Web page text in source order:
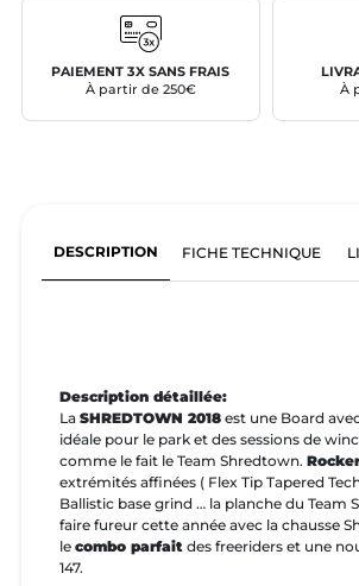
PAIEMENT 3X SANS FRAIS
À partir de 250€
À
DESCRIPTION FICHE TECHNIQUE
Description détaillée:
La SHREDTOWN 2018 est une Board
idéale pour le park et des sessions de
comme le fait le Team Shredtown.
extrémités affinées ( Flex Tip Tapered
Ballistic base grind … la planche du Team
faire fureur cette année avec la chausse
le combo parfait des freeriders et une
147.